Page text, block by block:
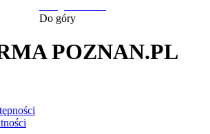
Do góry
POZNAN.PL